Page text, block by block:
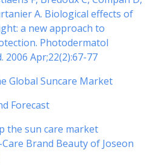
A. Biological effects of
a new approach to
Photodermatol
Apr;22(2):67-77
Global Suncare Market
Forecast
the sun care market
Brand Beauty of Joseon